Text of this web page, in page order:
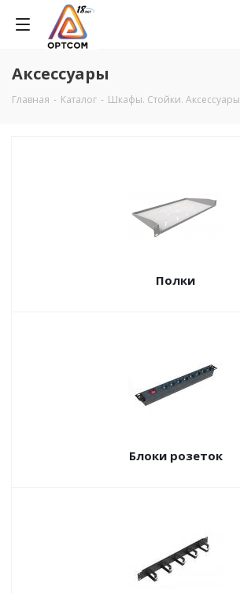
Аксессуары
Главная - Каталог - Шкафы. Стойки. Аксесcуары
Полки
Блоки розеток